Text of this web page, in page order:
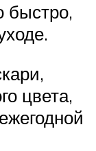
быстро,
цвета,